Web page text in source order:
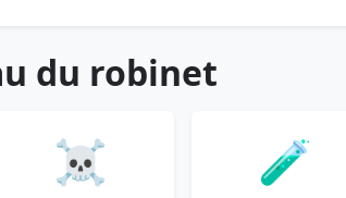
du robinet
☠️ 🧪